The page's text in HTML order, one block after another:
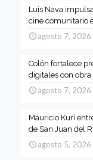
Luis Nava
cine comunitario
agosto 7, 2026
Colón fortalece
digitales con obra
agosto 7, 2026
Mauricio Kuri
de San Juan del
agosto 5, 2026